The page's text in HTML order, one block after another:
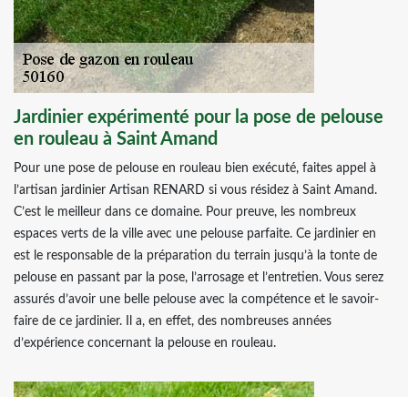
Jardinier expérimenté pour la pose de pelouse
en rouleau à Saint Amand
Pour une pose de pelouse en rouleau bien exécuté, faites appel à
l’artisan jardinier Artisan RENARD si vous résidez à Saint Amand.
C’est le meilleur dans ce domaine. Pour preuve, les nombreux
espaces verts de la ville avec une pelouse parfaite. Ce jardinier en
est le responsable de la préparation du terrain jusqu’à la tonte de
pelouse en passant par la pose, l’arrosage et l’entretien. Vous serez
assurés d’avoir une belle pelouse avec la compétence et le savoir-
faire de ce jardinier. Il a, en effet, des nombreuses années
d’expérience concernant la pelouse en rouleau.